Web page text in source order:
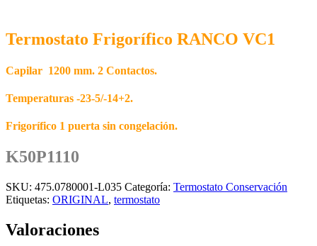
Termostato Frigorífico RANCO VC1
Capilar 1200 mm. 2 Contactos.
Temperaturas -23-5/-14+2.
Frigorífico 1 puerta sin congelación.
K50P1110
SKU: 475.0780001-L035 Categoría: Termostato Conservación
Etiquetas: ORIGINAL, termostato
Valoraciones